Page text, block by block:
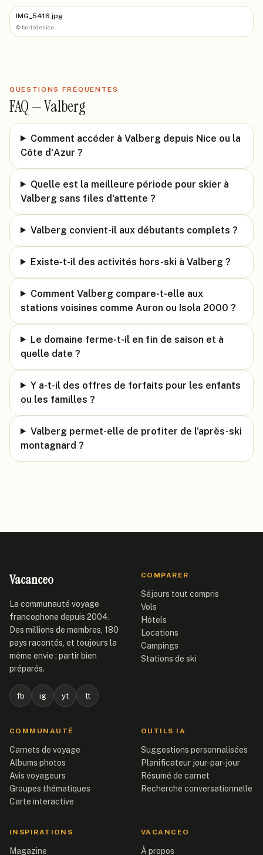
IMG_5416.jpg
© borisdenice
QUESTIONS FRÉQUENTES
FAQ —Valberg
Comment accéder à Valberg depuis Nice ou la
Côte d'Azur ?
Quelle est la meilleure période pour skier à
Valberg sans files d'attente ?
Valberg convient-il aux débutants complets ?
Existe-t-il des activités hors-ski à Valberg ?
Comment Valberg compare-t-elle aux
stations voisines comme Auron ou Isola 2000 ?
Le domaine ferme-t-il en fin de saison et à
quelle date ?
Y a-t-il des offres de forfaits pour les enfants
ou les familles ?
Valberg permet-elle de profiter de l'après-ski
montagnard ?
Vacanceo
La communauté voyage
francophone depuis 2004.
Des millions de membres, 180
pays racontés, et toujours la
même envie : partir bien
préparés.
fb ig yt tt
COMPARER
Séjours tout compris
Vols
Hôtels
Locations
Campings
Stations de ski
COMMUNAUTÉ
Carnets de voyage
Albums photos
Avis voyageurs
Groupes thématiques
Carte interactive
OUTILS IA
Suggestions personnalisées
Planificateur jour-par-jour
Résumé de carnet
Recherche conversationnelle
INSPIRATIONS
Magazine
VACANCEO
À propos